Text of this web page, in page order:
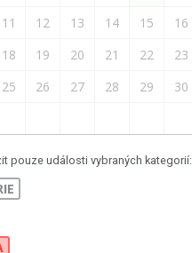
11 12 13 14 15
16
18 19 20 21 22
23
25 26 27 28 29
30
pouze události vybraných kategorií: